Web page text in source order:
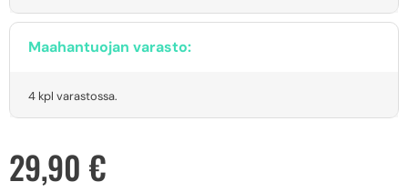
Maahantuojan varasto:
4 kpl varastossa.
29,90 €